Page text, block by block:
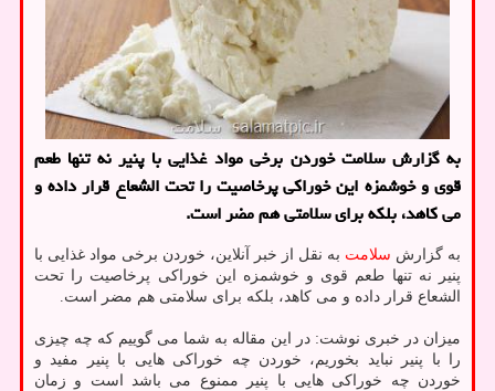
به گزارش سلامت خوردن برخی مواد غذایی با پنیر نه تنها طعم
قوی و خوشمزه این خوراکی پرخاصیت را تحت الشعاع قرار داده و
می کاهد، بلکه برای سلامتی هم مضر است.
به گزارش سلامت به نقل از خبر آنلاین، خوردن برخی مواد غذایی با
پنیر نه تنها طعم قوی و خوشمزه این خوراکی پرخاصیت را تحت
الشعاع قرار داده و می کاهد، بلکه برای سلامتی هم مضر است.
میزان در خبری نوشت: در این مقاله به شما می گوییم که چه چیزی
را با پنیر نباید بخوریم، خوردن چه خوراکی هایی با پنیر مفید و
خوردن چه خوراکی هایی با پنیر ممنوع می باشد است و زمان